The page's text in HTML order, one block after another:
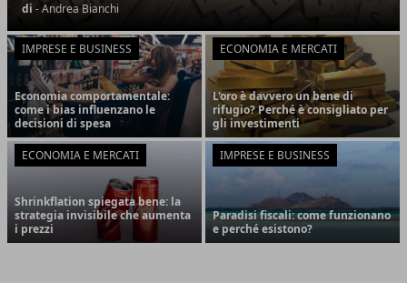
di - Andrea Bianchi
IMPRESE E BUSINESS
Economia comportamentale:
come i bias influenzano le
decisioni di spesa
ECONOMIA E MERCATI
L'oro è davvero un bene di
rifugio? Perché è consigliato per
gli investimenti
ECONOMIA E MERCATI
Shrinkflation spiegata bene: la
strategia invisibile che aumenta
i prezzi
IMPRESE E BUSINESS
Paradisi fiscali: come funzionano
e perché esistono?